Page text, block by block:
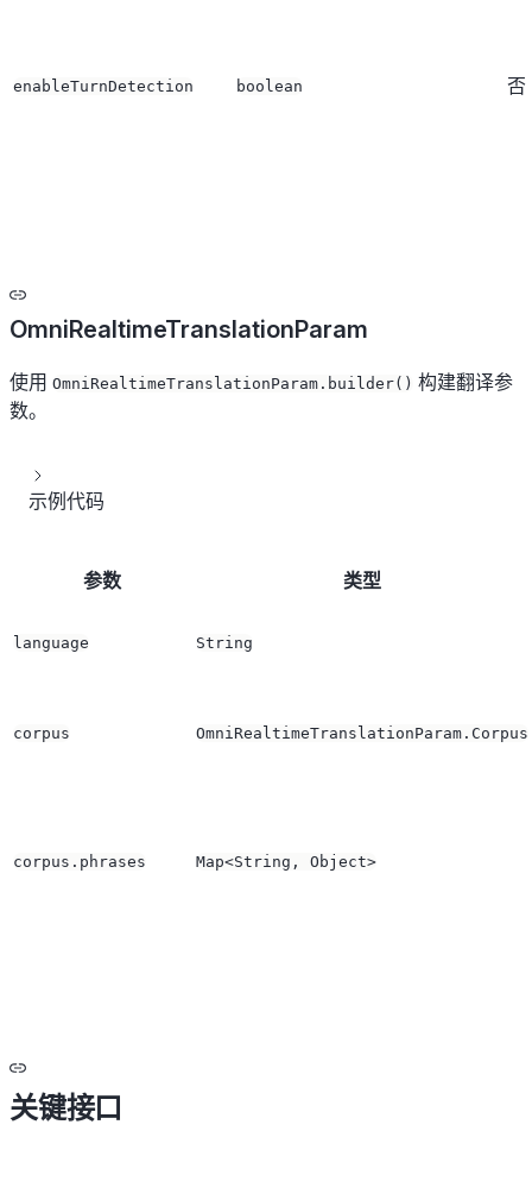
enableTurnDetection boolean 否
OmniRealtimeTranslationParam
使用 OmniRealtimeTranslationParam.builder() 构建翻译参
数。
示例代码
参数 类型
language String
corpus OmniRealtimeTranslationParam.Corpus
corpus.phrases Map<String, Object>
关键接口